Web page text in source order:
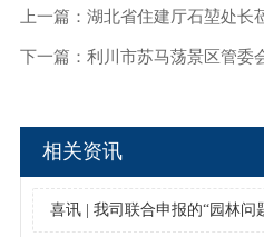
上一篇： 湖北省住建厅石堃处长
下一篇： 利川市苏马荡景区管委
相关资讯
喜讯 | 我司联合申报的“园林问